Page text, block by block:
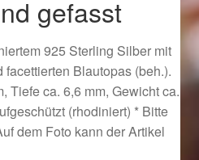
Ostern 2019
Ostern 2020
Ostern 2021
2022
gefasst
925 Sterling Silber mit
Blautopas (beh.).
Tiefe ca. 6,6 mm, Gewicht ca.
(rhodiniert) * Bitte
dem Foto kann der Artikel